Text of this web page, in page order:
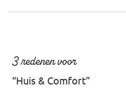
3 redenen voor
“Huis & Comfort”